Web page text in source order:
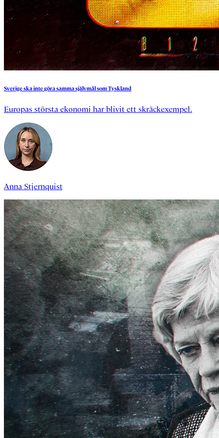
SverigeskaintegörasammasjälvmålsomTyskland
Europas största ekonomi har blivit ett skräckexempel.
Anna Stjernquist